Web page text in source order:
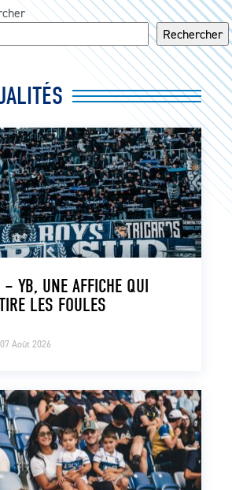
Rechercher
07 Août 2026
YB, UNE AFFICHE QUI
LES FOULES